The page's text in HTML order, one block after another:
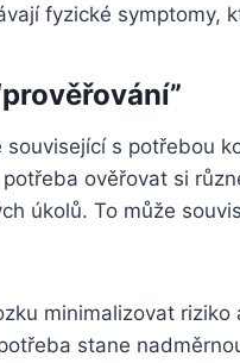
fyzické symptomy,
s potřebou
ověřovat si
úkolů. To může
minimalizovat
stane